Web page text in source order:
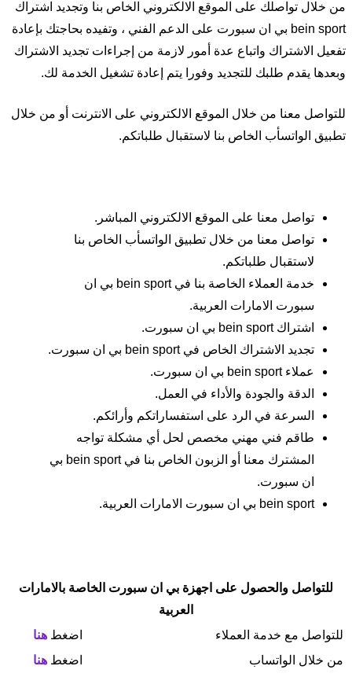
من خلال تواصلك على الموقع الالكتروني الخاص بنا وتجديد اشتراك
bein sport بي ان سبورت على الدعم الفني ، وتفيده بحاجتك بإعادة
تفعيل الاشتراك واتباع عدة أمور لازمة من إجراءات تجديد الاشتراك
وبعدها يقدم طلبك للتجديد وفورا يتم إعادة تشغيل الخدمة لك.
للتواصل معنا من خلال الموقع الالكتروني على الانترنت أو من خلال
تطبيق الواتسأب الخاص بنا لاستقبال طلباتكم.
تواصل معنا على الموقع الالكتروني المباشر.
تواصل معنا من خلال تطبيق الواتسأب الخاص بنا
لاستقبال طلباتكم.
خدمة العملاء الخاصة بنا في bein sport بي ان
سبورت الامارات العربية.
اشتراك bein sport بي ان سبورت.
تجديد الاشتراك الخاص في bein sport بي ان سبورت.
عملاء bein sport بي ان سبورت.
الدقة والجودة والأداء في العمل.
السرعة في الرد على استفساراتكم وأرائكم.
طاقم فني مهني مخصص لحل أي مشكلة تواجه
المشترك معنا أو الزبون الخاص بنا في bein sport بي
ان سبورت.
bein sport بي ان سبورت الامارات العربية.
للتواصل والحصول على اجهزة بي ان سبورت الخاصة بالامارات
العربية
للتواصل مع خدمة العملاء
اضغط هنا
من خلال الواتساب
اضغط هنا